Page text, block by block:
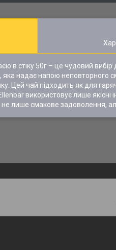
в стіку 50г – це чудовий
яка надає напою
Цей чай підходить як для
використовує лише якісні
лише смакове задоволення,